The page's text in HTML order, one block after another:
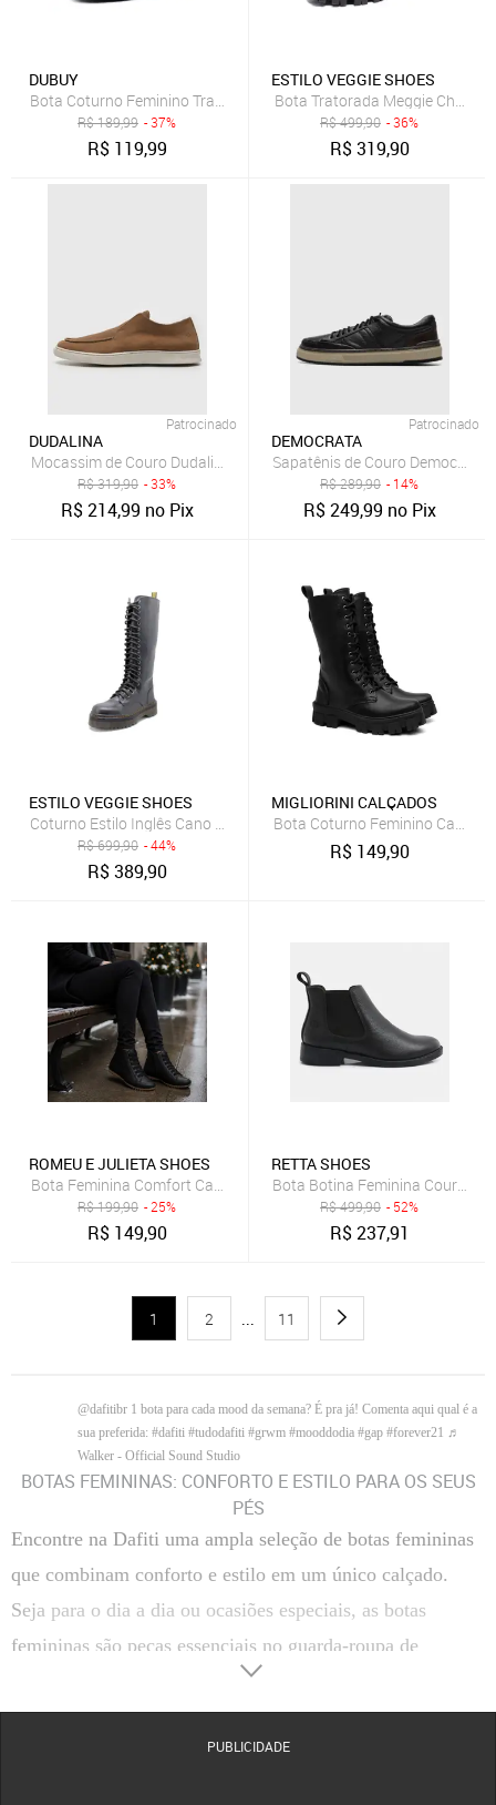
DUBUY
Bota Coturno Feminino Tratorada DUBUY 1105FG Marrom
R$189,99 - 37%
R$ 119,99
ESTILO VEGGIE SHOES
Bota Tratorada Meggie Chelsea
R$499,90 - 36%
R$319,90
Patrocinado
DUDALINA
Mocassim de Couro Dudalina Loafer Marrom
R$319,90 - 33%
R$214,99 no Pix
Patrocinado
DEMOCRATA
Sapatênis de Couro Democrata
R$289,90 - 14%
R$249,99 no Pix
ESTILO VEGGIE SHOES
Coturno Estilo Inglês Cano Longo Preto
R$699,90 - 44%
R$389,90
MIGLIORINI CALÇADOS
Bota Coturno Feminino Cano
R$ 149,90
ROMEU E JULIETA SHOES
Bota Feminina Comfort Cano Curto Sem Salto Zíper Preta
R$199,90 - 25%
R$ 149,90
RETTA SHOES
Bota Botina Feminina Couro
R$499,90 - 52%
R$237,91
1 2 ... 11
@dafitibr 1 bota para cada mood da semana? É pra já! Comenta aqui qual é a
sua preferida: #dafiti #tudodafiti #grwm #mooddodia #gap #forever21 ♬
Walker - Official Sound Studio
BOTAS FEMININAS: CONFORTO E ESTILO PARA OS SEUS
PÉS
Encontre na Dafiti uma ampla seleção de botas femininas
que combinam conforto e estilo em um único calçado.
Seja para o dia a dia ou ocasiões especiais, as botas
femininas são peças essenciais no guarda-roupa de
Tipos de Botas Femininas
Descubra diferentes tipos de botas femininas que podem
PUBLICIDADE